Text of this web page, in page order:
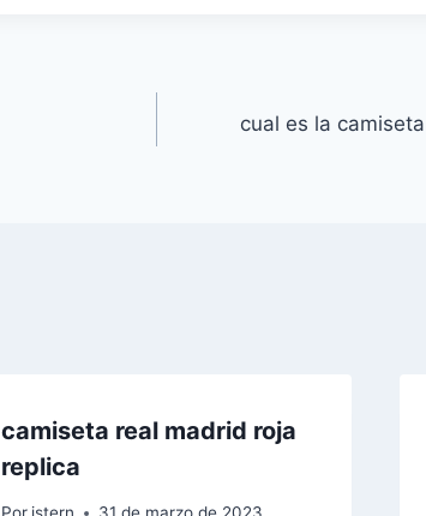
cual es la
camiseta real madrid roja
replica